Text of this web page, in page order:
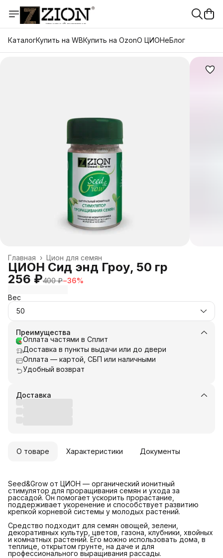
КаталогКупить на WBКупить на OzonО ЦИОНеБлог
Цион для семян
Главная ›
ЦИОН Сид энд Гроу, 50 гр
256 ₽400 ₽−36%
Вес
50
Преимущества
Оплата частями в Сплит
Доставка в пункты выдачи или до двери
Оплата — картой, СБП или наличными
Удобный возврат
Доставка
О товаре Характеристики Документы
Seed&Grow от ЦИОН — органический ионитный
стимулятор для проращивания семян и ухода за
рассадой. Он помогает ускорить прорастание,
поддерживает укоренение и способствует развитию
крепкой корневой системы у молодых растений.
Средство подходит для семян овощей, зелени,
декоративных культур, цветов, газона, клубники, хвойных
и комнатных растений. Его можно использовать дома, в
теплице, открытом грунте, на даче и для
профессионального выращивания рассады.